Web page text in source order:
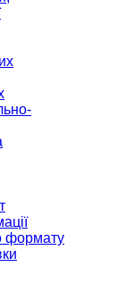
формату